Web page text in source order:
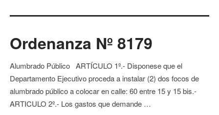
Ordenanza Nº 8179
Alumbrado Público ARTÍCULO 1º.- Disponese que el
Departamento Ejecutivo proceda a instalar (2) dos focos de
alumbrado público a colocar en calle: 60 entre 15 y 15 bis.-
ARTICULO 2º.- Los gastos que demande …